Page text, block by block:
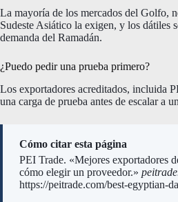
La mayoría de los mercados del Golfo,
Sudeste Asiático la exigen, y los dátiles
demanda del Ramadán.
¿Puedo pedir una prueba primero?
Los exportadores acreditados, incluida
una carga de prueba antes de escalar a
Cómo citar esta página
PEI Trade. «Mejores exportadores
cómo elegir un proveedor.»
https://peitrade.com/best-egyptian-